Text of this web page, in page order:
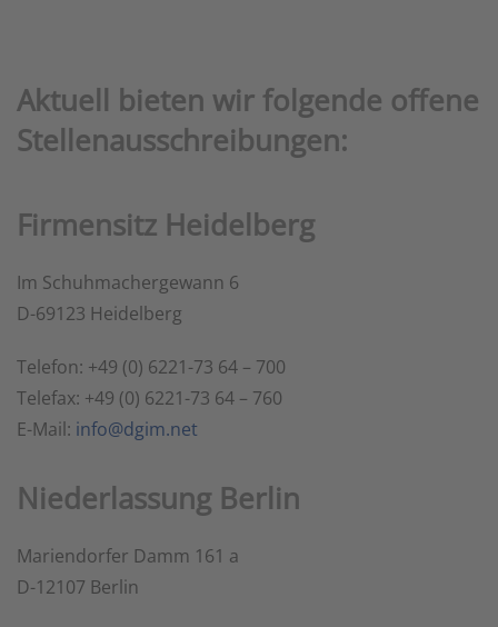
Aktuell bieten wir folgende offene
Stellenausschreibungen:
Firmensitz Heidelberg
Im Schuhmachergewann 6
D-69123 Heidelberg
Telefon: +49 (0) 6221-73 64 – 700
Telefax: +49 (0) 6221-73 64 – 760
E-Mail: info@dgim.net
Niederlassung Berlin
Mariendorfer Damm 161 a
D-12107 Berlin